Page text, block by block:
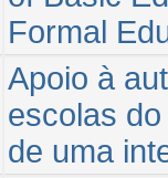
Formal
Apoio à
escolas
de uma